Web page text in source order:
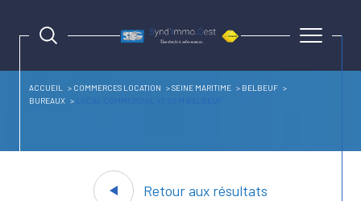
ACCUEIL COMMERCES LOCATION SEINE MARITIME
BELBEUF
BUREAUX
Retour aux résultats